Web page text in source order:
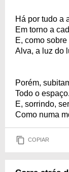
Há por tudo a
Em torno a
E, como
Alva, a luz do
Porém,
Todo o
E, sorrindo,
Como numa
COPIAR